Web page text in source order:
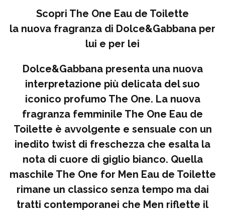
Scopri The One Eau de Toilette
la nuova fragranza di Dolce&Gabbana per
lui e per lei
Dolce&Gabbana presenta una nuova
interpretazione più delicata del suo
iconico profumo The One. La nuova
fragranza femminile The One Eau de
Toilette è avvolgente e sensuale con un
inedito twist di freschezza che esalta la
nota di cuore di giglio bianco. Quella
maschile The One for Men Eau de Toilette
rimane un classico senza tempo ma dai
tratti contemporanei che Men riflette il